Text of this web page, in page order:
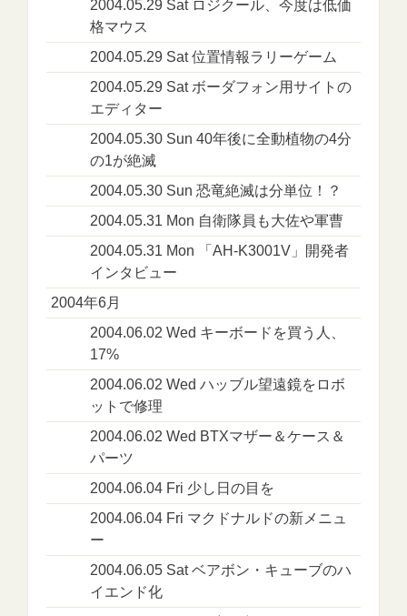
2004.05.29 Sat ロジクール、今度は低価
格マウス
2004.05.29 Sat 位置情報ラリーゲーム
2004.05.29 Sat ボーダフォン用サイトの
エディター
2004.05.30 Sun 40年後に全動植物の4分
の1が絶滅
2004.05.30 Sun 恐竜絶滅は分単位！？
2004.05.31 Mon 自衛隊員も大佐や軍曹
2004.05.31 Mon 「AH-K3001V」開発者
インタビュー
2004年6月
2004.06.02 Wed キーボードを買う人、
17%
2004.06.02 Wed ハッブル望遠鏡をロボ
ットで修理
2004.06.02 Wed BTXマザー＆ケース＆
パーツ
2004.06.04 Fri 少し日の目を
2004.06.04 Fri マクドナルドの新メニュ
ー
2004.06.05 Sat ベアボン・キューブのハ
イエンド化